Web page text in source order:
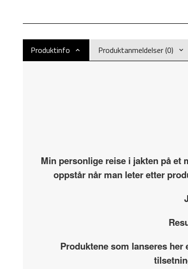
Produktinfo Produktanmeldelser (0)
Min personlige reise i jakten på et
oppstår når man leter etter
Produktene som lanseres